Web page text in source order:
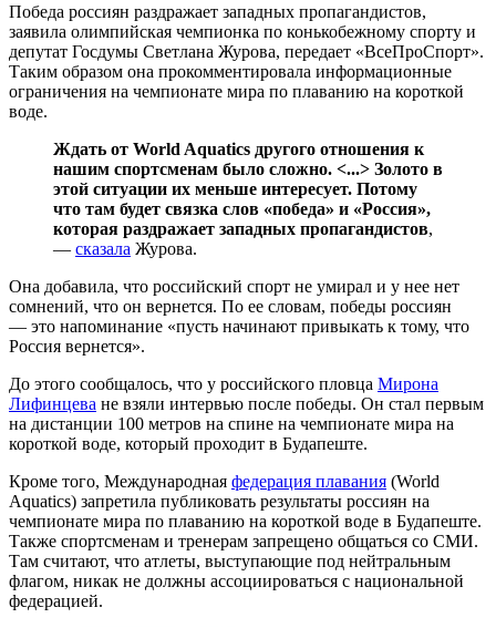
Победа россиян раздражает западных пропагандистов,
заявила олимпийская чемпионка по конькобежному спорту и
депутат Госдумы Светлана Журова, передает «ВсеПроСпорт».
Таким образом она прокомментировала информационные
ограничения на чемпионате мира по плаванию на короткой
воде.
Ждать от World Aquatics другого отношения к
нашим спортсменам было сложно. <...> Золото в
этой ситуации их меньше интересует. Потому
что там будет связка слов «победа» и «Россия»,
которая раздражает западных пропагандистов,
— сказала Журова.
Она добавила, что российский спорт не умирал и у нее нет
сомнений, что он вернется. По ее словам, победы россиян
— это напоминание «пусть начинают привыкать к тому, что
Россия вернется».
До этого сообщалось, что у российского пловца Мирона
Лифинцева не взяли интервью после победы. Он стал первым
на дистанции 100 метров на спине на чемпионате мира на
короткой воде, который проходит в Будапеште.
Кроме того, Международная федерация плавания (World
Aquatics) запретила публиковать результаты россиян на
чемпионате мира по плаванию на короткой воде в Будапеште.
Также спортсменам и тренерам запрещено общаться со СМИ.
Там считают, что атлеты, выступающие под нейтральным
флагом, никак не должны ассоциироваться с национальной
федерацией.